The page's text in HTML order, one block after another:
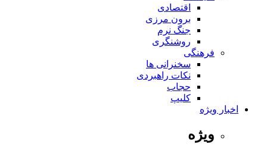
اقتصادی
برون مرزی
جنگ نرم
روشنگری
فرهنگی
سخنرانی ها
نکات راهبردی
حجاب
کلیپ
اخبار ویژه
ویژه